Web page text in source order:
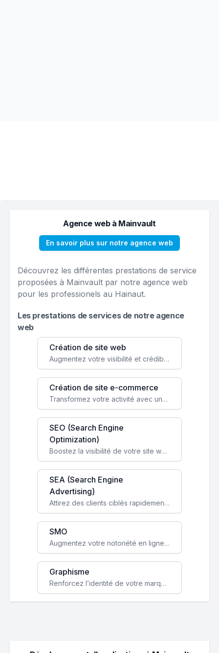
Agence web à Mainvault
En savoir plus sur notre agence web
Découvrez les différentes prestations de service
proposées à Mainvault par notre agence web
pour les professionels au Hainaut.
Les prestations de services de notre agence
web
Création de site web
Augmentez votre visibilité et crédibilité en ligne avec un site web performant, conçu pour attirer plus de clients.
Création de site e-commerce
Transformez votre activité avec une boutique en ligne, accessible à l'échelle mondiale 24/7.
SEO (Search Engine
Optimization)
Boostez la visibilité de votre site web sur Google et attirez du trafic qualifié grâce à nos stratégies SEO.
SEA (Search Engine
Advertising)
Attirez des clients ciblés rapidement avec des campagnes publicitaires payantes optimisées pour vos objectifs.
SMO
Augmentez votre notoriété en ligne et stimulez la croissance de votre entreprise grâce à une stratégie sociale sur mesure.
Graphisme
Renforcez l’identité de votre marque avec un design unique qui capte l’attention et engage vos clients.